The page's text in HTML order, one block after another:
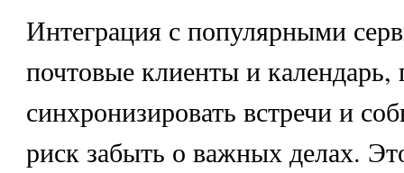
Интеграция с популярными
почтовые клиенты и календарь,
синхронизировать встречи и
риск забыть о важных делах.